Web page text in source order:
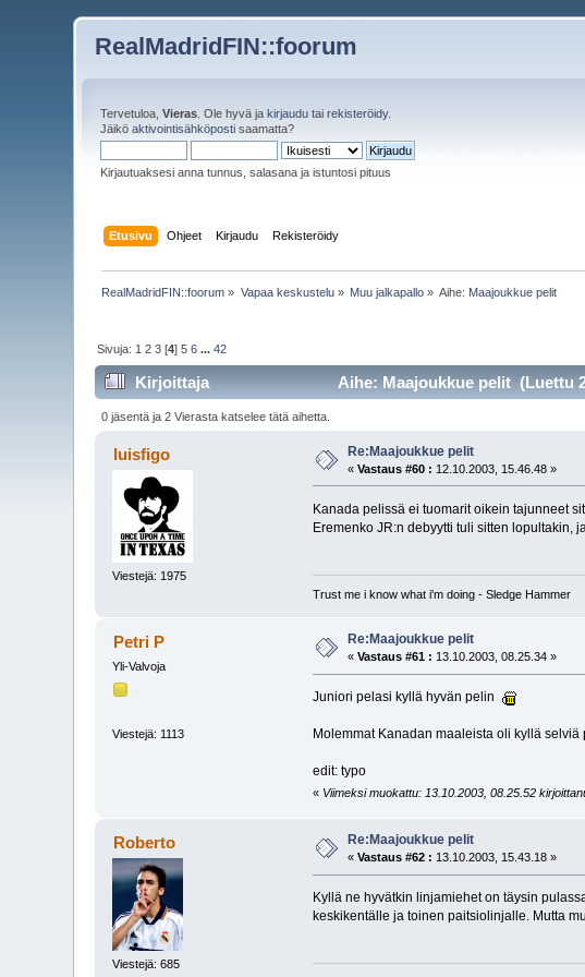
RealMadridFIN::foorum
Tervetuloa,Vieras . Ole hyvä jakirjaudu tairekisteröidy.
Jäiköaktivointisähköposti saamatta?
Kirjautuaksesi anna tunnus, salasana ja istuntosi pituus
Etusivu Ohjeet Kirjaudu Rekisteröidy
RealMadridFIN::foorum » Vapaa keskustelu» Muu jalkapallo » Aihe: Maajoukkue pelit
Sivuja: 1 2 3 [4]5 6 ...42
Kirjoittaja Aihe: Maajoukkue pelit (Luettu
0 jäsentä ja 2 Vierasta katselee tätä aihetta.
luisfigo
Viestejä: 1975
Re:Maajoukkue pelit
«Vastaus #60 : 12.10.2003, 15.46.48 »
Kanada pelissä ei tuomarit oikein tajunneet
Eremenko JR:n debyytti tuli sitten lopultakin,
Trust me i know what i'm doing - Sledge Hammer
Petri P
Yli-Valvoja
Viestejä: 1113
Re:Maajoukkue pelit
«Vastaus #61 : 13.10.2003, 08.25.34 »
Juniori pelasi kyllä hyvän pelin
Molemmat Kanadan maaleista oli kyllä
edit: typo
« Viimeksi muokattu: 13.10.2003, 08.25.52
Roberto
Viestejä: 685
Re:Maajoukkue pelit
«Vastaus #62 : 13.10.2003, 15.43.18 »
Kyllä ne hyvätkin linjamiehet on täysin
keskikentälle ja toinen paitsiolinjalle. Mutta